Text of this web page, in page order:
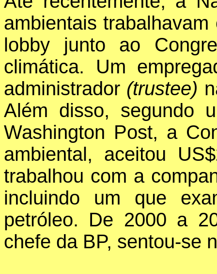
ambientais
lobby junto ao
climática. Um
administrador (trustee)
Além disso, segundo
Washington Post, a
ambiental, aceitou
trabalhou com a
incluindo um que
petróleo. De 2000 a
chefe da BP, sentou-se